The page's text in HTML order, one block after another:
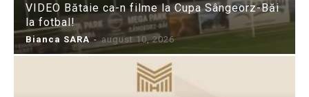
VIDEO Bătaie ca-n filme la Cupa Sângeorz-Băi
la fotbal!
Bianca SARA - august 10, 2026